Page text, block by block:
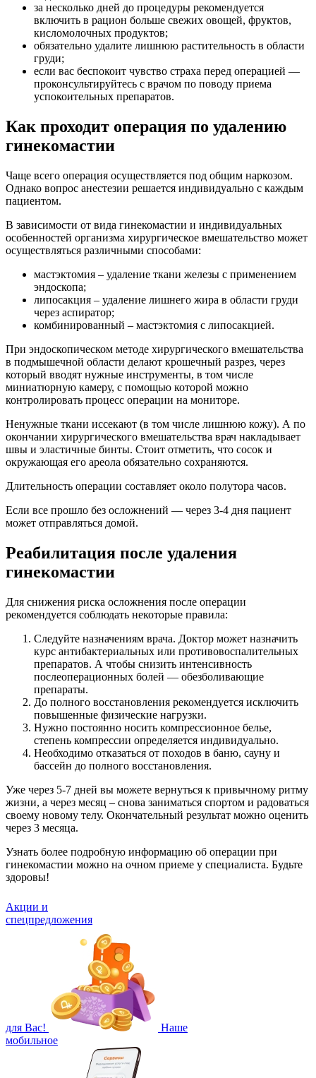
за несколько дней до процедуры рекомендуется
включить в рацион больше свежих овощей, фруктов,
кисломолочных продуктов;
обязательно удалите лишнюю растительность в области
груди;
если вас беспокоит чувство страха перед операцией —
проконсультируйтесь с врачом по поводу приема
успокоительных препаратов.
Как проходит операция по удалению
гинекомастии
Чаще всего операция осуществляется под общим наркозом.
Однако вопрос анестезии решается индивидуально с каждым
пациентом.
В зависимости от вида гинекомастии и индивидуальных
особенностей организма хирургическое вмешательство может
осуществляться различными способами:
мастэктомия – удаление ткани железы с применением
эндоскопа;
липосакция – удаление лишнего жира в области груди
через аспиратор;
комбинированный – мастэктомия с липосакцией.
При эндоскопическом методе хирургического вмешательства
в подмышечной области делают крошечный разрез, через
который вводят нужные инструменты, в том числе
миниатюрную камеру, с помощью которой можно
контролировать процесс операции на мониторе.
Ненужные ткани иссекают (в том числе лишнюю кожу). А по
окончании хирургического вмешательства врач накладывает
швы и эластичные бинты. Стоит отметить, что сосок и
окружающая его ареола обязательно сохраняются.
Длительность операции составляет около полутора часов.
Если все прошло без осложнений — через 3-4 дня пациент
может отправляться домой.
Реабилитация после удаления
гинекомастии
Для снижения риска осложнения после операции
рекомендуется соблюдать некоторые правила:
Следуйте назначениям врача. Доктор может назначить
курс антибактериальных или противовоспалительных
препаратов. А чтобы снизить интенсивность
послеоперационных болей — обезболивающие
препараты.
До полного восстановления рекомендуется исключить
повышенные физические нагрузки.
Нужно постоянно носить компрессионное белье,
степень компрессии определяется индивидуально.
Необходимо отказаться от походов в баню, сауну и
бассейн до полного восстановления.
Уже через 5-7 дней вы можете вернуться к привычному ритму
жизни, а через месяц – снова заниматься спортом и радоваться
своему новому телу. Окончательный результат можно оценить
через 3 месяца.
Узнать более подробную информацию об операции при
гинекомастии можно на очном приеме у специалиста. Будьте
здоровы!
Акции и
спецпредложения
для Вас!
Наше
мобильное